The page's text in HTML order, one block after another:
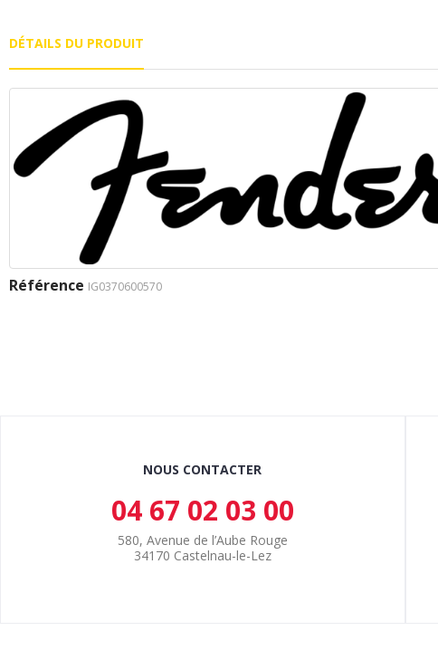
DÉTAILS DU PRODUIT
Référence IG0370600570
NOUS CONTACTER
04 67 02 03 00
580, Avenue de l’Aube Rouge
34170 Castelnau-le-Lez